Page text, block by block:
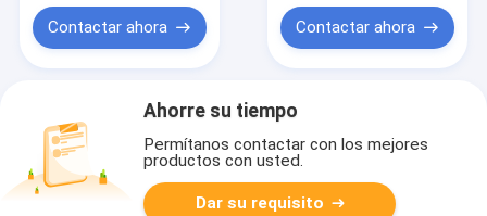
Contactar ahora
maicena
Contactar ahora
Ahorre su tiempo
Permítanos contactar con los mejores
productos con usted.
Dar su requisito